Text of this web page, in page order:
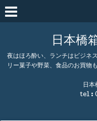
日本橋
夜はほろ酔い、ランチはビジネ
リー菓子や野菜、食品のお買物
日本
tel :